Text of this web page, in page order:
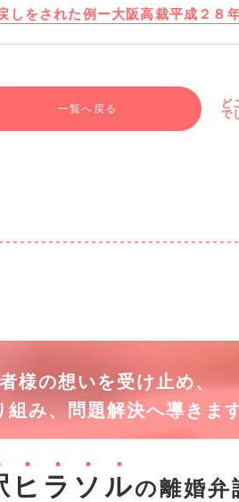
しをされた例ー大阪高裁平成２８
ど
で
一覧へ戻る
様の想いを受け止め、
み、
問題解決へ導きま
ヒ ラ ソ ルの離婚弁